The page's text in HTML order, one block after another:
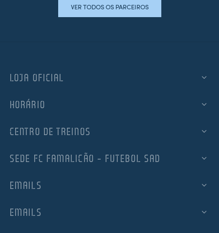
VER TODOS OS PARCEIROS
LOJA OFICIAL
HORÁRIO
CENTRO DE TREINOS
SEDE FC FAMALICÃO – FUTEBOL SAD
EMAILS
EMAILS